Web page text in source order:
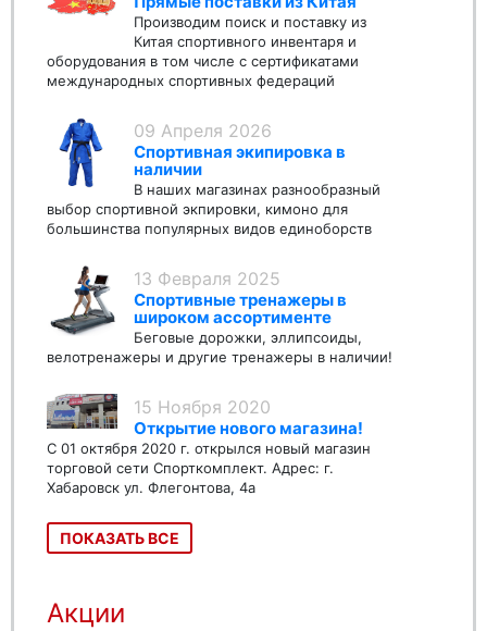
Производим поиск и поставку из
Китая спортивного инвентаря и
оборудования в том числе с сертификатами
международных спортивных федераций
09 Апреля 2026
Спортивная экипировка в
наличии
В наших магазинах разнообразный
выбор спортивной экпировки, кимоно для
большинства популярных видов единоборств
13 Февраля 2025
Спортивные тренажеры в
широком ассортименте
Беговые дорожки, эллипсоиды,
велотренажеры и другие тренажеры в наличии!
15 Ноября 2020
Открытие нового магазина!
С 01 октября 2020 г. открылся новый магазин
торговой сети Спорткомплект. Адрес: г.
Хабаровск ул. Флегонтова, 4а
ПОКАЗАТЬ ВСЕ
Акции